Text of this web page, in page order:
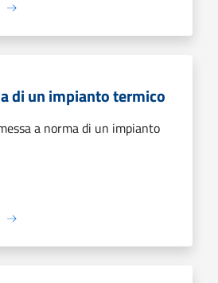
di un impianto termico
a norma di un impianto